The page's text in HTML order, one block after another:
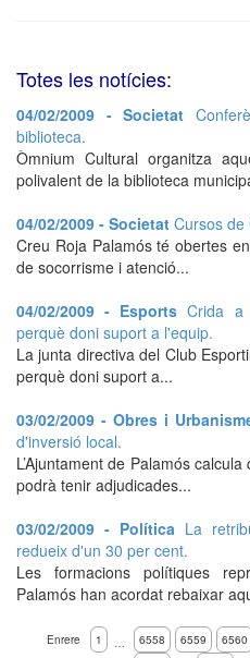
Totes les notícies:
04/02/2009 - Societat
biblioteca.
Òmnium Cultural organitza
polivalent de la biblioteca
04/02/2009 - Societat Cursos de
Creu Roja Palamós té obertes
de socorrisme i atenció...
04/02/2009 - EsportsCrida a
perquè doni suport a l'equip.
La junta directiva del Club
perquè doni suport a...
03/02/2009 - Obres i
d'inversió local.
L’Ajuntament de Palamós
podrà tenir adjudicades...
03/02/2009 - Política La
redueix d'un 30 per cent.
Les formacions polítiques
Palamós han acordat rebaixar
Enrere 1 … 6558 6559 6560